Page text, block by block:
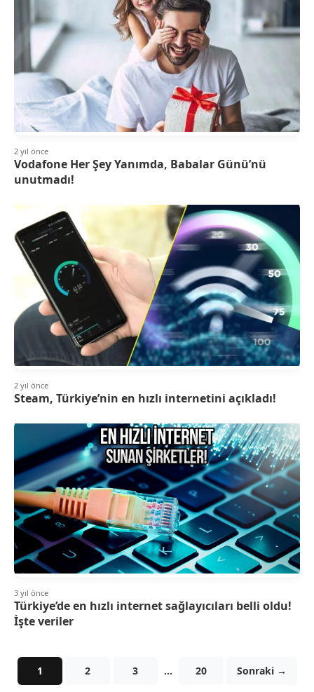
2 yıl önce
Vodafone Her Şey Yanımda, Babalar Günü’nü
unutmadı!
2 yıl önce
Steam, Türkiye’nin en hızlı internetini açıkladı!
3 yıl önce
Türkiye’de en hızlı internet sağlayıcıları belli oldu!
İşte veriler
1 2 3 … 20 Sonraki →